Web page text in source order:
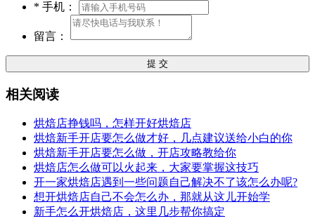
* 手机：
留言：
提 交
相关阅读
烘焙店挣钱吗，怎样开好烘焙店
烘焙新手开店要怎么做才好，几点建议送给小白的你
烘焙新手开店要怎么做，开店攻略教给你
烘焙店怎么做可以火起来，大家要掌握这技巧
开一家烘焙店遇到一些问题自己解决不了该怎么办呢?
想开烘焙店自己不会怎么办，那就从这儿开始学
新手怎么开烘焙店，这里几步帮你搞定